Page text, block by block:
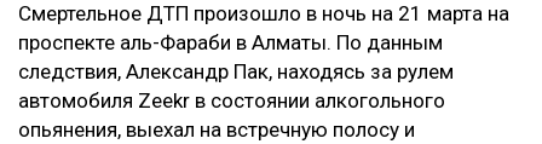
Смертельное ДТП произошло в ночь на 21 марта на
проспекте аль-Фараби в Алматы. По данным
следствия, Александр Пак, находясь за рулем
автомобиля Zeekr в состоянии алкогольного
опьянения, выехал на встречную полосу и